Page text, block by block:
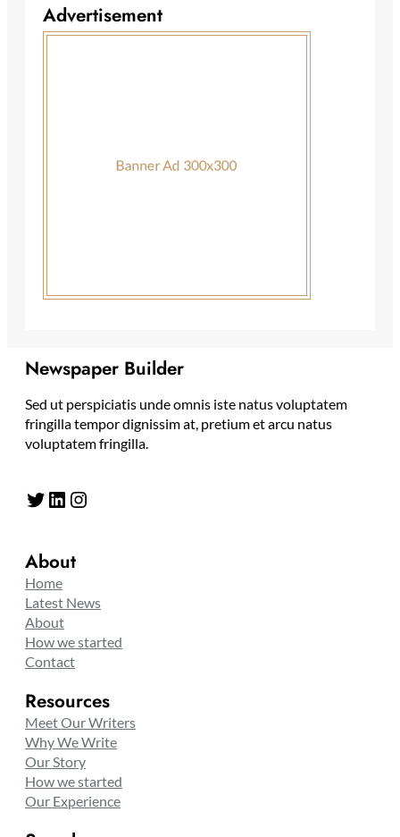
Advertisement
Newspaper Builder
Sed ut perspiciatis unde omnis iste natus voluptatem
fringilla tempor dignissim at, pretium et arcu natus
voluptatem fringilla.
Twitter LinkedIn Instagram
About
Home
Latest News
About
How we started
Contact
Resources
Meet Our Writers
Why We Write
Our Story
How we started
Our Experience